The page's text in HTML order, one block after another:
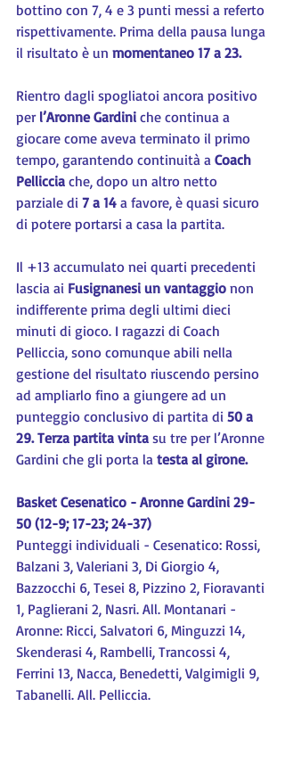
bottino con 7, 4 e 3 punti messi a referto
rispettivamente. Prima della pausa lunga
il risultato è un momentaneo 17 a 23.
Rientro dagli spogliatoi ancora positivo
per l’Aronne Gardini che continua a
giocare come aveva terminato il primo
tempo, garantendo continuità a Coach
Pelliccia che, dopo un altro netto
parziale di 7 a 14 a favore, è quasi sicuro
di potere portarsi a casa la partita.
Il +13 accumulato nei quarti precedenti
lascia ai Fusignanesi un vantaggio non
indifferente prima degli ultimi dieci
minuti di gioco. I ragazzi di Coach
Pelliccia, sono comunque abili nella
gestione del risultato riuscendo persino
ad ampliarlo fino a giungere ad un
punteggio conclusivo di partita di 50 a
29. Terza partita vinta su tre per l’Aronne
Gardini che gli porta la testa al girone.
Basket Cesenatico - Aronne Gardini 29-
50 (12-9; 17-23; 24-37)
Punteggi individuali - Cesenatico: Rossi,
Balzani 3, Valeriani 3, Di Giorgio 4,
Bazzocchi 6, Tesei 8, Pizzino 2, Fioravanti
1, Paglierani 2, Nasri. All. Montanari -
Aronne: Ricci, Salvatori 6, Minguzzi 14,
Skenderasi 4, Rambelli, Trancossi 4,
Ferrini 13, Nacca, Benedetti, Valgimigli 9,
Tabanelli. All. Pelliccia.